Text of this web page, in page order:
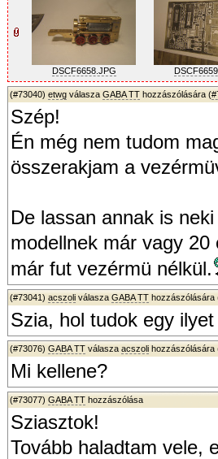
DSCF6658.JPG
(#73040) etwg válasza GABA TT hozzászólására (
Szép!
Én még nem tudom
összerakjam a
De lassan annak is
modellnek már vagy
már fut vezérmü nélkül.
(#73041) acszoli válasza GABA TT hozzászólására
Szia, hol tudok egy
(#73076) GABA TT válasza acszoli hozzászólására
Mi kellene?
(#73077) GABA TT hozzászólása
Sziasztok!
Tovább haladtam vele,